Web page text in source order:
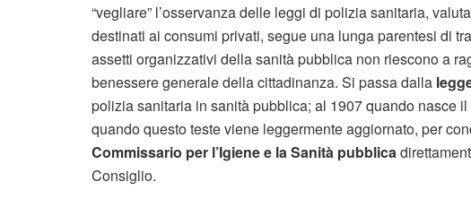
“vegliare” l’osservanza delle leggi di polizia sanitaria,
destinati ai consumi privati, segue una lunga parentesi di
assetti organizzativi della sanità pubblica non riescono a
benessere generale della cittadinanza. Si passa dalla
polizia sanitaria in sanità pubblica; al 1907 quando nasce
quando questo teste viene leggermente aggiornato, per
Commissario per l’Igiene e la Sanità pubblica
Consiglio.